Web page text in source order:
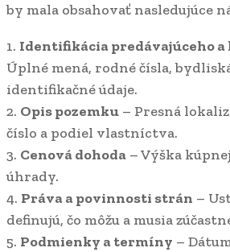
by mala obsahovať nasledujúce
1. Identifikácia predávajúceho a
Úplné mená, rodné čísla,
identifikačné údaje.
2. Opis pozemku – Presná
číslo a podiel vlastníctva.
3. Cenová dohoda – Výška
úhrady.
4. Práva a povinnosti strán –
definujú, čo môžu a musia
5. Podmienky a termíny –